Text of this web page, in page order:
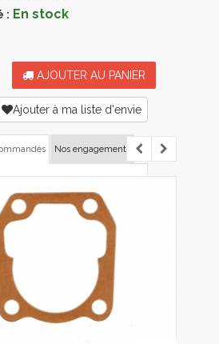
: En stock
AJOUTER AU PANIER
Ajouter à ma liste d'envie
Nos engagements